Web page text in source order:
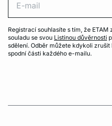
Registrací souhlasíte s tím, že
souladu se svou Listinou důvěrnosti
sdělení. Odběr můžete kdykoli
spodní části každého e-mailu.